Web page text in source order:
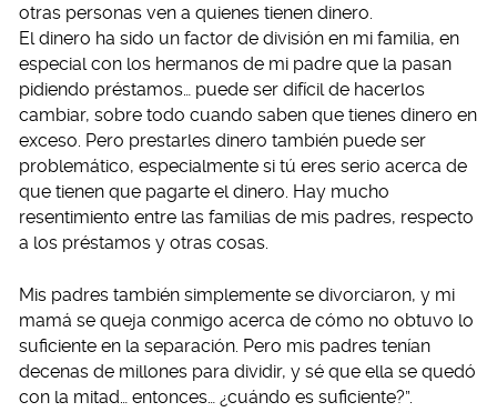
otras personas ven a quienes tienen dinero.
El dinero ha sido un factor de división en mi familia, en
especial con los hermanos de mi padre que la pasan
pidiendo préstamos… puede ser difícil de hacerlos
cambiar, sobre todo cuando saben que tienes dinero en
exceso. Pero prestarles dinero también puede ser
problemático, especialmente si tú eres serio acerca de
que tienen que pagarte el dinero. Hay mucho
resentimiento entre las familias de mis padres, respecto
a los préstamos y otras cosas.
Mis padres también simplemente se divorciaron, y mi
mamá se queja conmigo acerca de cómo no obtuvo lo
suficiente en la separación. Pero mis padres tenían
decenas de millones para dividir, y sé que ella se quedó
con la mitad… entonces… ¿cuándo es suficiente?”.